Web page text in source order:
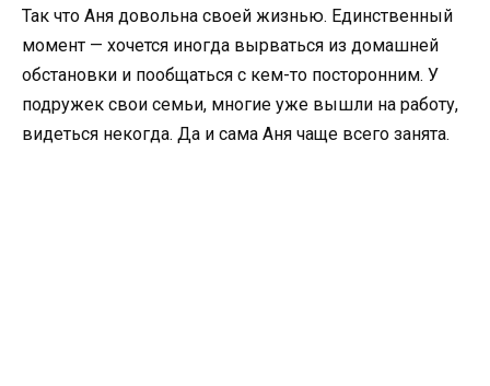
Так что Аня довольна своей жизнью. Единственный
момент — хочется иногда вырваться из домашней
обстановки и пообщаться с кем-то посторонним. У
подружек свои семьи, многие уже вышли на работу,
видеться некогда. Да и сама Аня чаще всего занята.